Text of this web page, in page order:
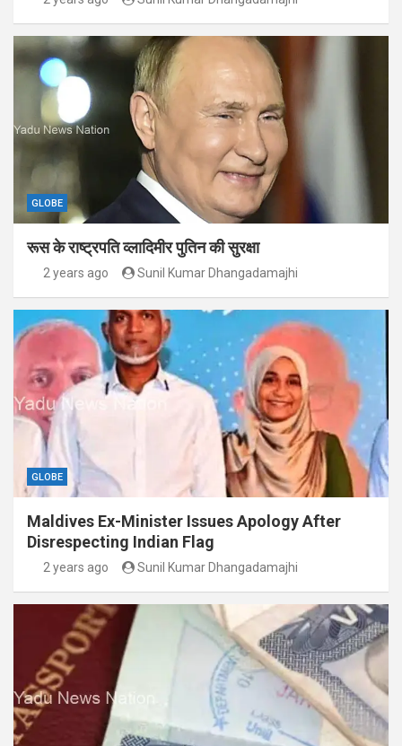
GLOBE
रूस के राष्ट्रपति व्लादिमीर पुतिन की सुरक्षा
2 years ago Sunil Kumar Dhangadamajhi
GLOBE
Maldives Ex-Minister Issues Apology After
Disrespecting Indian Flag
2 years ago Sunil Kumar Dhangadamajhi